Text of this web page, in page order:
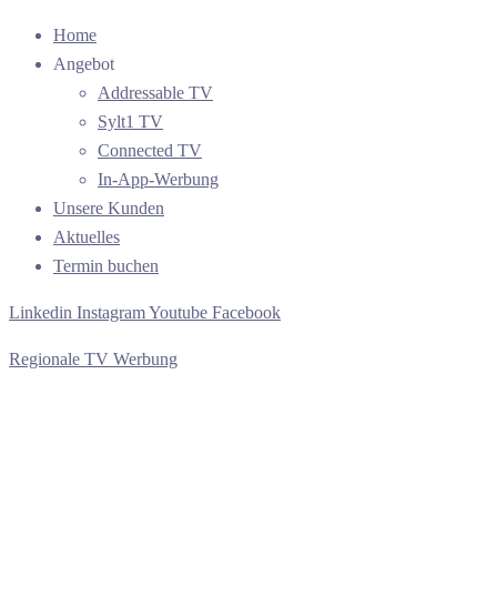
Home
Angebot
Addressable TV
Sylt1 TV
Connected TV
In-App-Werbung
Unsere Kunden
Aktuelles
Termin buchen
Linkedin InstagramYoutube Facebook
Regionale TV Werbung